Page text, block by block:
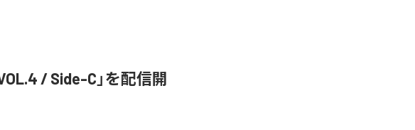
/ Side-C」を配信開